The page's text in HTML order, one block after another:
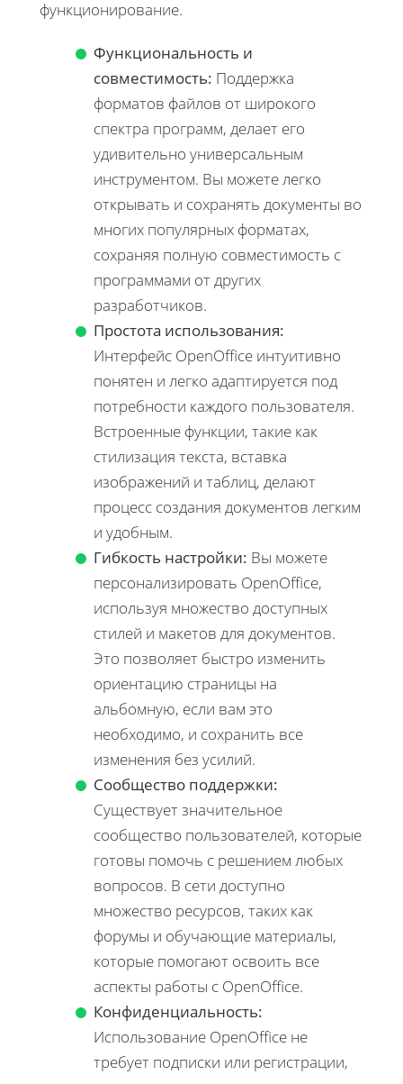
функционирование.
Функциональность и
совместимость: Поддержка
форматов файлов от широкого
спектра программ, делает его
удивительно универсальным
инструментом. Вы можете легко
открывать и сохранять документы во
многих популярных форматах,
сохраняя полную совместимость с
программами от других
разработчиков.
Простота использования:
Интерфейс OpenOffice интуитивно
понятен и легко адаптируется под
потребности каждого пользователя.
Встроенные функции, такие как
стилизация текста, вставка
изображений и таблиц, делают
процесс создания документов легким
и удобным.
Гибкость настройки: Вы можете
персонализировать OpenOffice,
используя множество доступных
стилей и макетов для документов.
Это позволяет быстро изменить
ориентацию страницы на
альбомную, если вам это
необходимо, и сохранить все
изменения без усилий.
Сообщество поддержки:
Существует значительное
сообщество пользователей, которые
готовы помочь с решением любых
вопросов. В сети доступно
множество ресурсов, таких как
форумы и обучающие материалы,
которые помогают освоить все
аспекты работы с OpenOffice.
Конфиденциальность:
Использование OpenOffice не
требует подписки или регистрации,